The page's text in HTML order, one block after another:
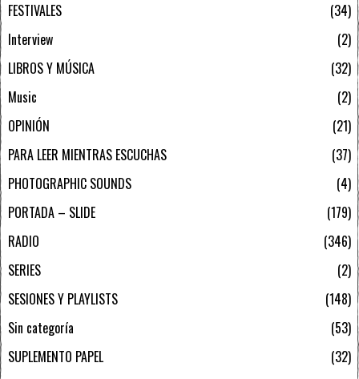
FESTIVALES
34
Interview
2
LIBROS Y MÚSICA
32
Music
2
OPINIÓN
21
PARA LEER MIENTRAS ESCUCHAS
37
PHOTOGRAPHIC SOUNDS
4
PORTADA – SLIDE
179
RADIO
346
SERIES
2
SESIONES Y PLAYLISTS
148
Sin categoría
53
SUPLEMENTO PAPEL
32